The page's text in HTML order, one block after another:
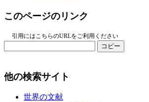
このページのリンク
引用にはこちらのURLをご利用ください
コピー
他の検索サイト
世界の文献